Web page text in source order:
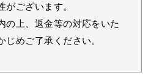
がございます。
の上、返金等の対応をいた
じめご了承ください。